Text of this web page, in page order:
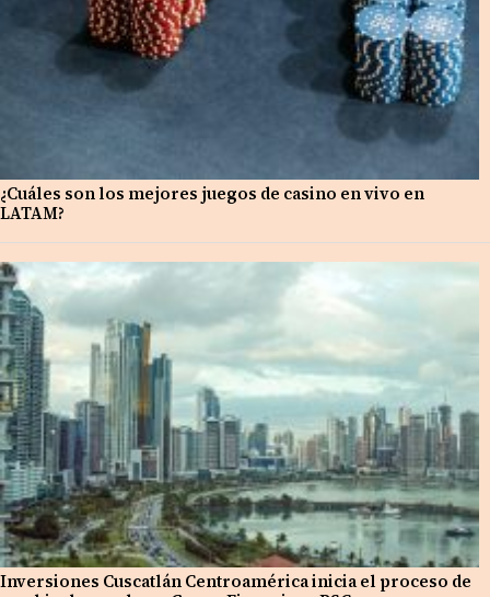
¿Cuáles son los mejores juegos de casino en vivo en
LATAM?
Inversiones Cuscatlán Centroamérica inicia el proceso de